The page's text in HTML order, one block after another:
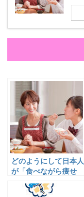
どのようにして日本人
が「食べながら痩せ
る」方法を実践できた
のか？